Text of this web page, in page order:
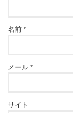
名前*
メール*
サイト